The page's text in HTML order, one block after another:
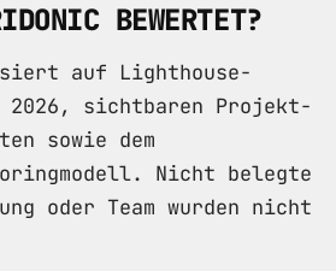
BEWERTET?
auf Lighthouse-
2026, sichtbaren Projekt-
sowie dem
Nicht belegte
oder Team wurden nicht